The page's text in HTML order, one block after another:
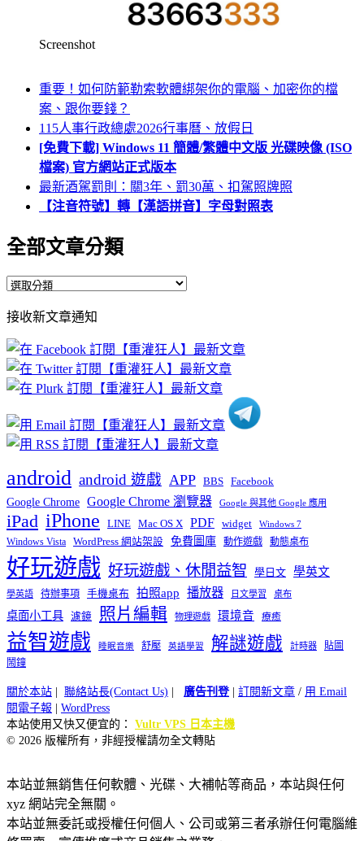
Screenshot
重要！如何防範勒索軟體綁架你的電腦、加密你的檔
案、跟你要錢？
115人事行政總處2026行事曆、放假日
[免費下載] Windows 11 簡體/繁體中文版 光碟映像 (ISO
檔案) 官方網站正式版本
最新酒駕罰則：關3年、罰30萬、扣駕照牌照
【注音符號】轉【漢語拼音】字母對照表
全部文章分類
全
文
章
分
類
接收新文章通知
android android 遊戲 APP BBS Facebook
Google Chrome Google Chrome 瀏覽器 Google 與其他 Google 應用
iPad iPhone LINE Mac OS X PDF widget Windows 7
Windows Vista WordPress 網站架設 免費圖庫 動作遊戲 動態桌布
好玩遊戲 好玩遊戲、休閒益智 學日文 學英文
學英語 待辦事項 手機桌布 拍照app 播放器 日文學習 桌布
桌面小工具 濾鏡 照片編輯 物理遊戲 環境音 療癒
益智遊戲 睡眠音樂 舒壓 英語學習 解謎遊戲 計時器
貼圖
鬧鐘
關於本站 | 聯絡站長(Contact Us) | 廣告刊登| 訂閱新文章 / 用 Email
閱電子報 | WordPress
本站使用又快又便宜的： Vultr VPS 日本主機
© 2026 版權所有，非經授權請勿全文轉貼
本站並無銷售任何軟體、光碟、大補帖等商品，本站與任何
xyz 網站完全無關。
本站並無委託或授權任何個人、公司或第三者承辦任何電腦維